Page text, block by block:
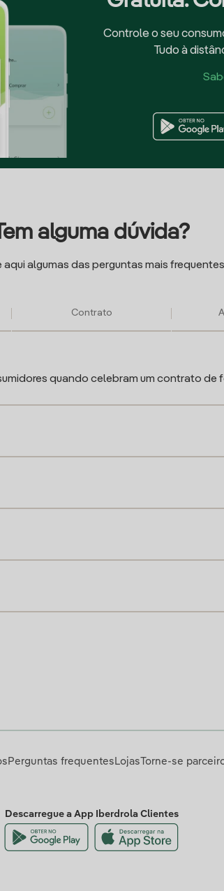
Controle o seu
Tudo à
alguma dúvida?
aqui algumas das perguntas mais
Contrato
quando celebram um contrato
Perguntas frequentes LojasTorne-se
Descarregue a App Iberdrola Clientes